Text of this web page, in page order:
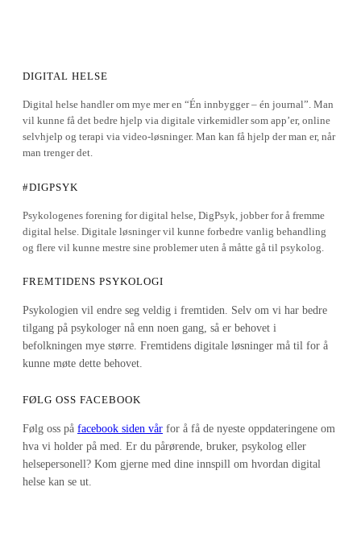
DIGITAL HELSE
Digital helse handler om mye mer en “Én innbygger – én journal”. Man
vil kunne få det bedre hjelp via digitale virkemidler som app’er, online
selvhjelp og terapi via video-løsninger. Man kan få hjelp der man er, når
man trenger det.
#DIGPSYK
Psykologenes forening for digital helse, DigPsyk, jobber for å fremme
digital helse. Digitale løsninger vil kunne forbedre vanlig behandling
og flere vil kunne mestre sine problemer uten å måtte gå til psykolog.
FREMTIDENS PSYKOLOGI
Psykologien vil endre seg veldig i fremtiden. Selv om vi har bedre
tilgang på psykologer nå enn noen gang, så er behovet i
befolkningen mye større. Fremtidens digitale løsninger må til for å
kunne møte dette behovet.
FØLG OSS FACEBOOK
Følg oss på facebook siden vår for å få de nyeste oppdateringene om
hva vi holder på med. Er du pårørende, bruker, psykolog eller
helsepersonell? Kom gjerne med dine innspill om hvordan digital
helse kan se ut.